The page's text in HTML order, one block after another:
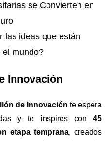
se Convierten en
las ideas que están
el mundo?
Innovación
de Innovación te espera
y te inspires con 45
etapa temprana, creados